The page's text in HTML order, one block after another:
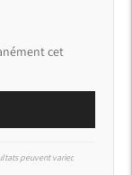
cet
peuvent varier.